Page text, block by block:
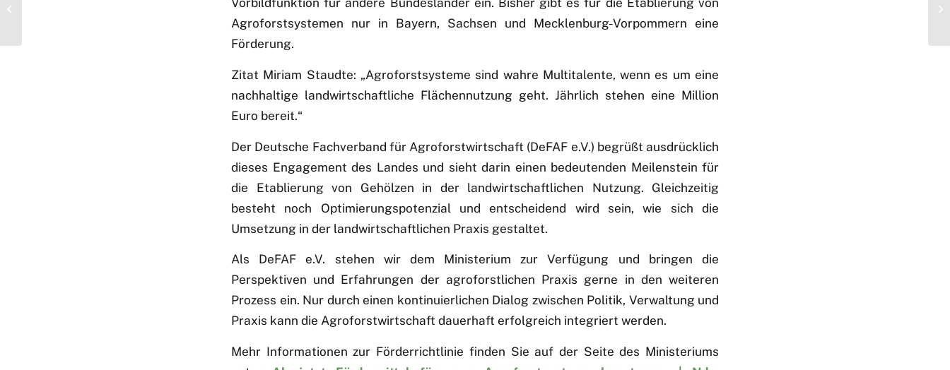
Vorbildfunktion für andere Bundesländer ein. Bisher gibt es für die Etablierung von
Agroforstsystemen nur in Bayern, Sachsen und Mecklenburg-Vorpommern eine
Förderung.
Zitat Miriam Staudte: „Agroforstsysteme sind wahre Multitalente, wenn es um eine
nachhaltige landwirtschaftliche Flächennutzung geht. Jährlich stehen eine Million
Euro bereit.“
Der Deutsche Fachverband für Agroforstwirtschaft (DeFAF e.V.) begrüßt ausdrücklich
dieses Engagement des Landes und sieht darin einen bedeutenden Meilenstein für
die Etablierung von Gehölzen in der landwirtschaftlichen Nutzung. Gleichzeitig
besteht noch Optimierungspotenzial und entscheidend wird sein, wie sich die
Umsetzung in der landwirtschaftlichen Praxis gestaltet.
Als DeFAF e.V. stehen wir dem Ministerium zur Verfügung und bringen die
Perspektiven und Erfahrungen der agroforstlichen Praxis gerne in den weiteren
Prozess ein. Nur durch einen kontinuierlichen Dialog zwischen Politik, Verwaltung und
Praxis kann die Agroforstwirtschaft dauerhaft erfolgreich integriert werden.
Mehr Informationen zur Förderrichtlinie finden Sie auf der Seite des Ministeriums